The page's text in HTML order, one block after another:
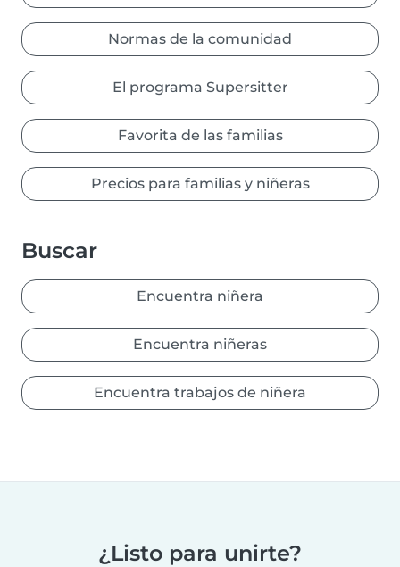
Normas de la comunidad
El programa Supersitter
Favorita de las familias
Precios para familias y niñeras
Buscar
Encuentra niñera
Encuentra niñeras
Encuentra trabajos de niñera
¿Listo para unirte?